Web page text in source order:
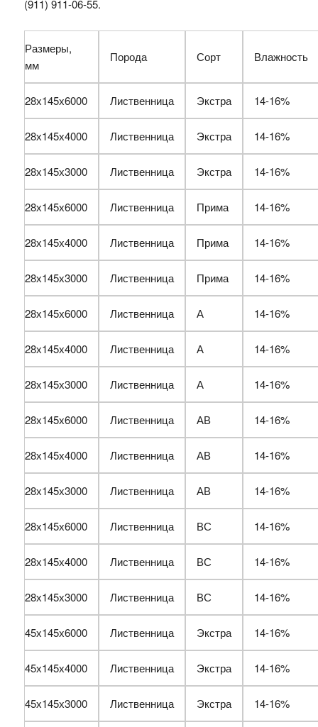
(911) 911-06-55.
Размеры,
мм
Порода Сорт Влажность
28х145х6000 Лиственница Экстра 14-16%
28х145х4000 Лиственница Экстра 14-16%
28х145х3000 Лиственница Экстра 14-16%
28х145х6000 Лиственница Прима 14-16%
28х145х4000 Лиственница Прима 14-16%
28х145х3000 Лиственница Прима 14-16%
28х145х6000 Лиственница А 14-16%
28х145х4000 Лиственница А 14-16%
28х145х3000 Лиственница А 14-16%
28х145х6000 Лиственница АВ 14-16%
28х145х4000 Лиственница АВ 14-16%
28х145х3000 Лиственница АВ 14-16%
28х145х6000 Лиственница ВС 14-16%
28х145х4000 Лиственница ВС 14-16%
28х145х3000 Лиственница ВС 14-16%
45х145х6000 Лиственница Экстра 14-16%
45х145х4000 Лиственница Экстра 14-16%
45х145х3000 Лиственница Экстра 14-16%